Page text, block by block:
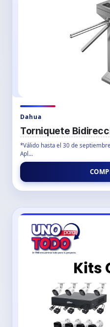
Dahua
Torniquete
*Válido hasta el 30 de
Apl...